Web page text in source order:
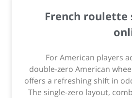
French
For American players
double-zero American
offers a refreshing shift in
The single-zero layout,